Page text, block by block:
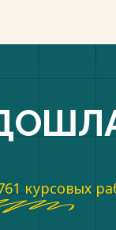
курсовых